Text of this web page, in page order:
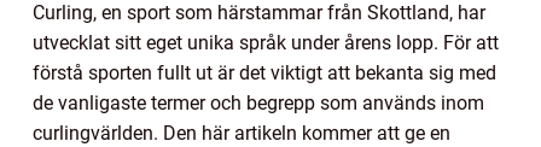
Curling, en sport som härstammar från Skottland, har
utvecklat sitt eget unika språk under årens lopp. För att
förstå sporten fullt ut är det viktigt att bekanta sig med
de vanligaste termer och begrepp som används inom
curlingvärlden. Den här artikeln kommer att ge en